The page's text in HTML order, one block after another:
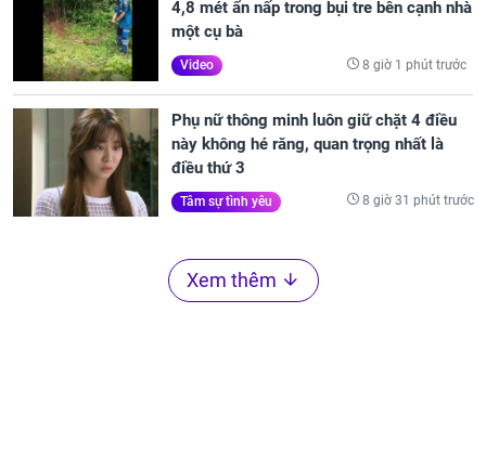
4,8 mét ẩn nấp trong bụi tre bên cạnh nhà
một cụ bà
Video 8 giờ 1 phút trước
Phụ nữ thông minh luôn giữ chặt 4 điều
này không hé răng, quan trọng nhất là
điều thứ 3
Tâm sự tình yêu 8 giờ 31 phút trước
Xem thêm